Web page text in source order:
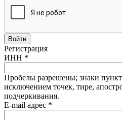
Регистрация
ИНН *
Пробелы разрешены; знаки
исключением точек, тире,
подчеркивания.
E-mail адрес *